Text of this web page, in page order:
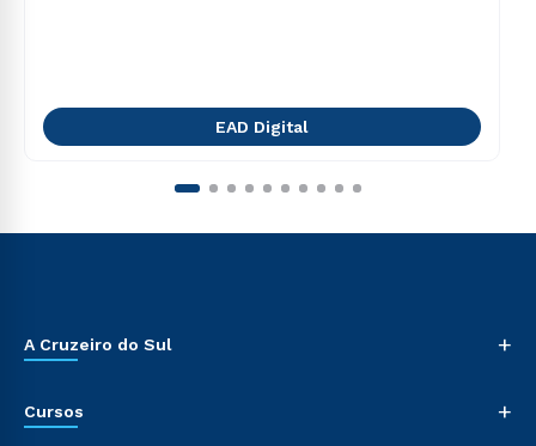
EAD Digital
A Cruzeiro do Sul +
Cursos +